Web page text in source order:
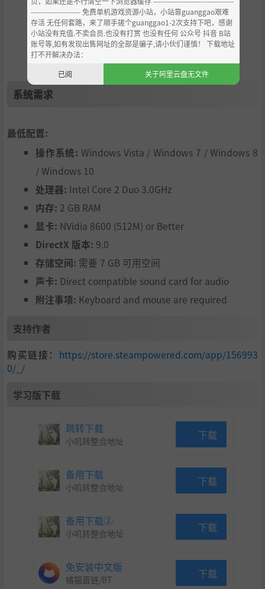
鬥。角色有「精」、「氣」、「神」三個關鍵數值，在本作
中如果戰鬥失敗，可以立即決定是否重新挑戰，讓玩家們更
盡興享受遊戲。
修為系統
每個角色每個屬性的仙術都對應一個修為，只有修為達到一
定值才能使用新學的仙術，提高修為值會影響該屬性仙術的
威力效果。另外，當修為值超過1500時，還可以附加種種特
殊效果，而且每一種仙術的附加效果都不相同。
一部分武器和護具均可通過貼符系統來強化屬性。在裝備介
面中的裝備清單中，可貼符的裝備名稱旁會出現符的形狀，
灰色表示可貼符；貼上符後會點亮，代表獲得相應的屬性。
符咒可分為鬥符、護符、靈符和咒符。
系统需求
最低配置:
操作系统: Windows Vista / Windows 7 / Windows 8
/ Windows 10
处理器: Intel Core 2 Duo 3.0GHz
内存: 2 GB RAM
显卡: NVidia 8600 (512M) or Better
DirectX 版本: 9.0
存储空间: 需要 7 GB 可用空间
声卡: Direct compatible sound card for audio
附注事项: Keyboard and mouse are required
支持作者
购买链接： https://store.steampowered.com/app/156993
0/_/
学习版下载
跳转下载
小叽转整合地址 下载
备用下载
小叽转整合地址 下载
备用下载②
小叽转整合地址 下载
免安装中文版
橘猫直链/BT 下载
--------------------- 免费单机游戏资源小站，小站靠guanggao艰难
存活 无任何套路，来了顺手搓个guanggao1-2次支持下吧，感谢
小站没有充值.不卖会员.也没有打赏 也没有任何 公众号 抖音 B站
账号等,如有发现出售网址的全部是骗子,请小伙们谨慎！ 下载地址
打不开解决办法：
已阅
关于阿里云盘无文件